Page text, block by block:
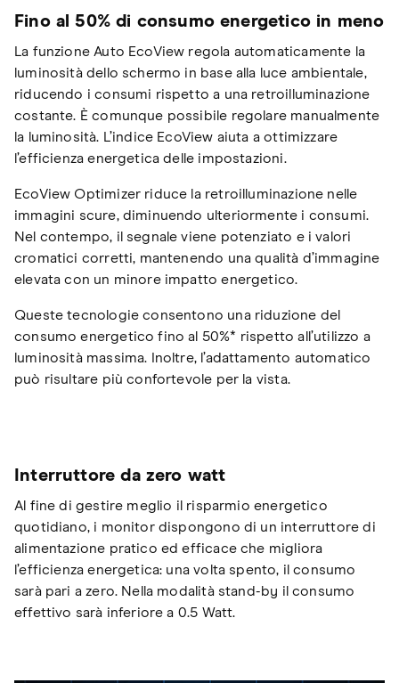
Fino al 50% di consumo energetico in meno
La funzione Auto EcoView regola automaticamente la
luminosità dello schermo in base alla luce ambientale,
riducendo i consumi rispetto a una retroilluminazione
costante. È comunque possibile regolare manualmente
la luminosità. L’indice EcoView aiuta a ottimizzare
l’efficienza energetica delle impostazioni.
EcoView Optimizer riduce la retroilluminazione nelle
immagini scure, diminuendo ulteriormente i consumi.
Nel contempo, il segnale viene potenziato e i valori
cromatici corretti, mantenendo una qualità d’immagine
elevata con un minore impatto energetico.
Queste tecnologie consentono una riduzione del
consumo energetico fino al 50%* rispetto all’utilizzo a
luminosità massima. Inoltre, l’adattamento automatico
può risultare più confortevole per la vista.
Interruttore da zero watt
Al fine di gestire meglio il risparmio energetico
quotidiano, i monitor dispongono di un interruttore di
alimentazione pratico ed efficace che migliora
l’efficienza energetica: una volta spento, il consumo
sarà pari a zero. Nella modalità stand-by il consumo
effettivo sarà inferiore a 0.5 Watt.